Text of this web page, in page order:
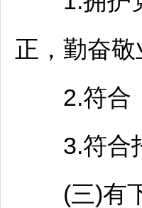
正，勤奋
2.符合
3.符合
(三)有下